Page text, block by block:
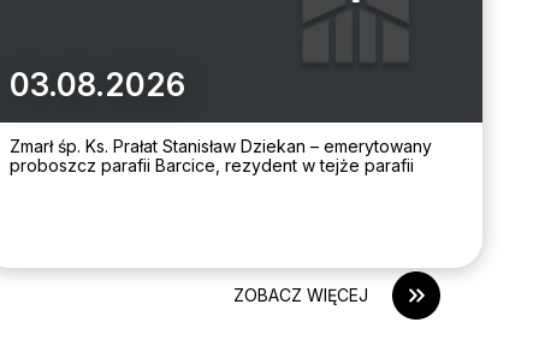
03.08.2026
Zmarł śp. Ks. Prałat Stanisław Dziekan – emerytowany
proboszcz parafii Barcice, rezydent w tejże parafii
ZOBACZ WIĘCEJ